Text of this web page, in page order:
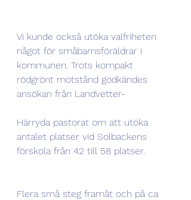
Vi kunde också utöka valfriheten
något för småbarnsföräldrar i
kommunen. Trots kompakt
rödgrönt motstånd godkändes
ansökan från Landvetter-
Härryda pastorat om att utöka
antalet platser vid Solbackens
förskola från 42 till 58 platser.
Flera små steg framåt och på ca